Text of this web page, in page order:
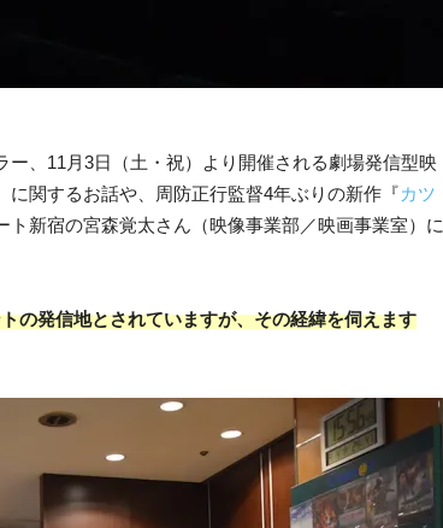
、11月3日（土・祝）より開催される劇場発信型映
関するお話や、周防正行監督4年ぶりの新作『カツ
ト新宿の宮森覚太さん（映像事業部／映画事業室）に
の発信地とされていますが、その経緯を伺えます